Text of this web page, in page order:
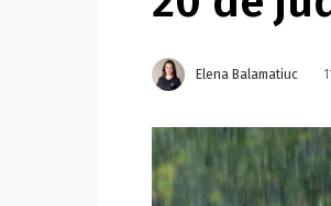
Elena Balamatiuc